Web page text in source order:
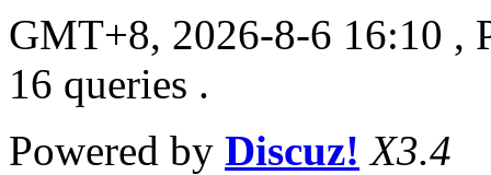
GMT+8, 2026-8-6 16:10 ,
16 queries .
Powered by Discuz! X3.4